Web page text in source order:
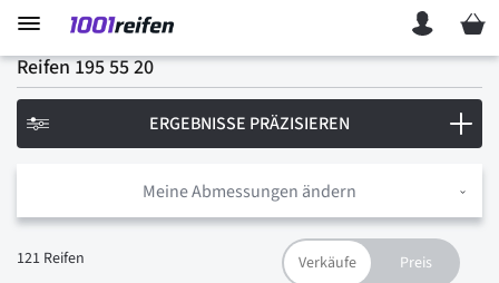
Mein
Reifen 195 55 20
Meine Abmessungen ändern
121 Reifen
ERGEBNISSE PRÄZISIEREN